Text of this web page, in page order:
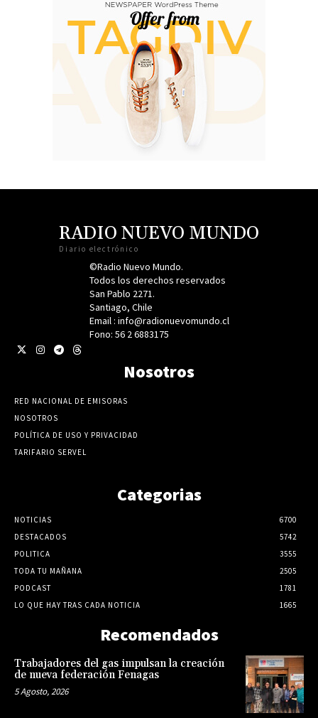
RADIO NUEVO MUNDO
Diario electrónico
©Radio Nuevo Mundo.
Todos los derechos reservados
San Pablo 2271.
Santiago, Chile
Email : info@radionuevomundo.cl
Fono: 56 2 6883175
Nosotros
RED NACIONAL DE EMISORAS
NOSOTROS
POLÍTICA DE USO Y PRIVACIDAD
TARIFARIO SERVEL
Categorias
NOTICIAS
6700
DESTACADOS
5742
POLITICA
3555
TODA TU MAÑANA
2505
PODCAST
1781
LO QUE HAY TRAS CADA NOTICIA
1665
Recomendados
Trabajadores del gas impulsan la creación
de nueva federación Fenagas
5 Agosto, 2026